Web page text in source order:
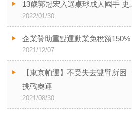
13歲郭冠宏入選桌球成人國手 史
2022/01/30
企業贊助重點運動業免稅額150%
2021/12/07
【東京帕運】不受失去雙臂所
挑戰奧運
2021/08/30